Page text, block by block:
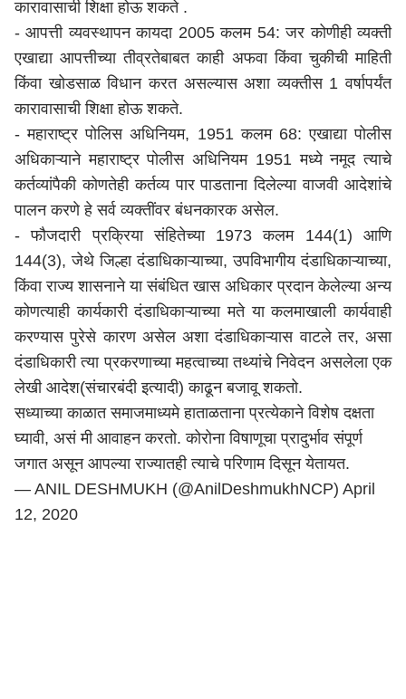
कारावासाची शिक्षा होऊ शकते .
- आपत्ती व्यवस्थापन कायदा 2005 कलम 54: जर कोणीही व्यक्ती
एखाद्या आपत्तीच्या तीव्रतेबाबत काही अफवा किंवा चुकीची माहिती
किंवा खोडसाळ विधान करत असल्यास अशा व्यक्तीस 1 वर्षापर्यंत
कारावासाची शिक्षा होऊ शकते.
- महाराष्ट्र पोलिस अधिनियम, 1951 कलम 68: एखाद्या पोलीस
अधिकाऱ्याने महाराष्ट्र पोलीस अधिनियम 1951 मध्ये नमूद त्याचे
कर्तव्यांपैकी कोणतेही कर्तव्य पार पाडताना दिलेल्या वाजवी आदेशांचे
पालन करणे हे सर्व व्यक्तींवर बंधनकारक असेल.
- फौजदारी प्रक्रिया संहितेच्या 1973 कलम 144(1) आणि
144(3), जेथे जिल्हा दंडाधिकाऱ्याच्या, उपविभागीय दंडाधिकाऱ्याच्या,
किंवा राज्य शासनाने या संबंधित खास अधिकार प्रदान केलेल्या अन्य
कोणत्याही कार्यकारी दंडाधिकाऱ्याच्या मते या कलमाखाली कार्यवाही
करण्यास पुरेसे कारण असेल अशा दंडाधिकाऱ्यास वाटले तर, असा
दंडाधिकारी त्या प्रकरणाच्या महत्वाच्या तथ्यांचे निवेदन असलेला एक
लेखी आदेश(संचारबंदी इत्यादी) काढून बजावू शकतो.
सध्याच्या काळात समाजमाध्यमे हाताळताना प्रत्येकाने विशेष दक्षता
घ्यावी, असं मी आवाहन करतो. कोरोना विषाणूचा प्रादुर्भाव संपूर्ण
जगात असून आपल्या राज्यातही त्याचे परिणाम दिसून येतायत.
— ANIL DESHMUKH (@AnilDeshmukhNCP) April
12, 2020